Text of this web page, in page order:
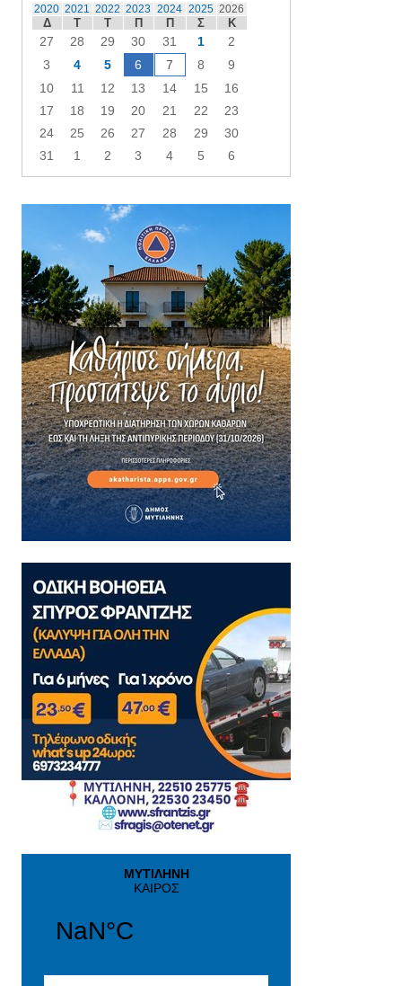
2020 2021 2022 2023 2024 2025 2026
Δ Τ Τ Π Π Σ Κ
27 28 29 30 31 1
2
3
4 5 6 7 8
9
10
11 12 13 14 15
16
17
18 19 20 21 22
23
24
25 26 27 28 29
30
31
1 2 3 4 5 6